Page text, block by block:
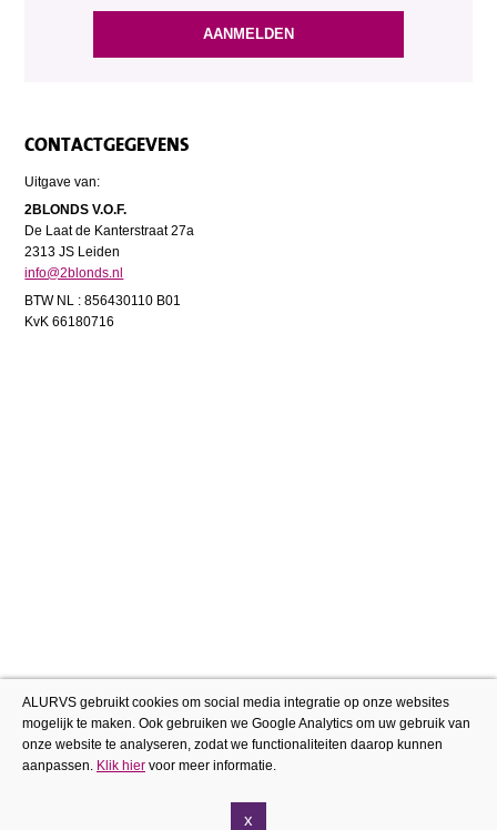
CONTACTGEGEVENS
Uitgave van:
2BLONDS V.O.F.
De Laat de Kanterstraat 27a
2313 JS Leiden
info@2blonds.nl
BTW NL : 856430110 B01
KvK 66180716
ALURVS gebruikt cookies om social media integratie op onze websites
mogelijk te maken. Ook gebruiken we Google Analytics om uw gebruik van
onze website te analyseren, zodat we functionaliteiten daarop kunnen
aanpassen. Klik hier voor meer informatie.
x